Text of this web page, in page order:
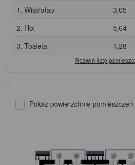
1. Wiatrołap
3,05
2. Hol
5,64
3. Toaleta
1,28
Pokaż powierzchnie pomieszczeń